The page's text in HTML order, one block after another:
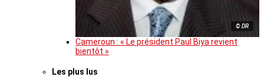
© DR
Cameroun : « Le président Paul Biya revient
bientôt »
Les plus lus